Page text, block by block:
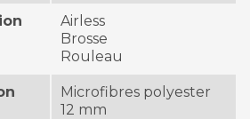
Airless
Brosse
Rouleau
Microfibres polyester
12 mm